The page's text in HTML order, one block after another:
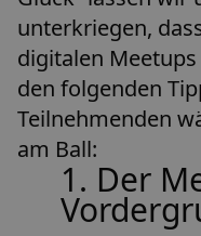
unterkriegen,
digitalen
den folgenden
Teilnehmenden
am Ball:
1. Der